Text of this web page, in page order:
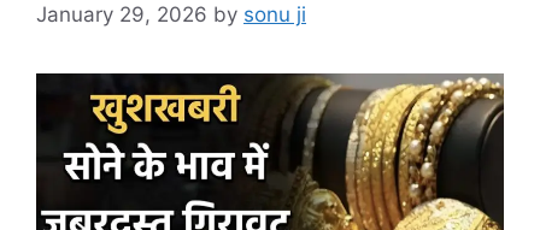
January 29, 2026 by sonu ji